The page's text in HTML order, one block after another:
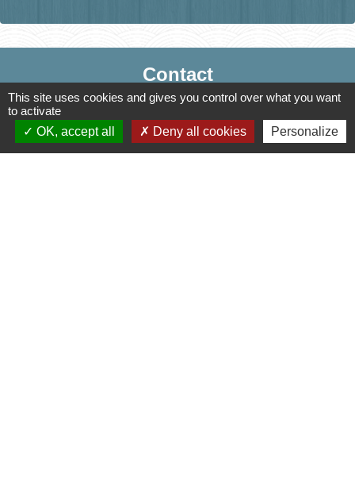
Contact
Mairie de Jasney
3, Le Château
This site uses cookies and gives you control over what you want
to activate
OK, accept all
Deny all cookies Personalize